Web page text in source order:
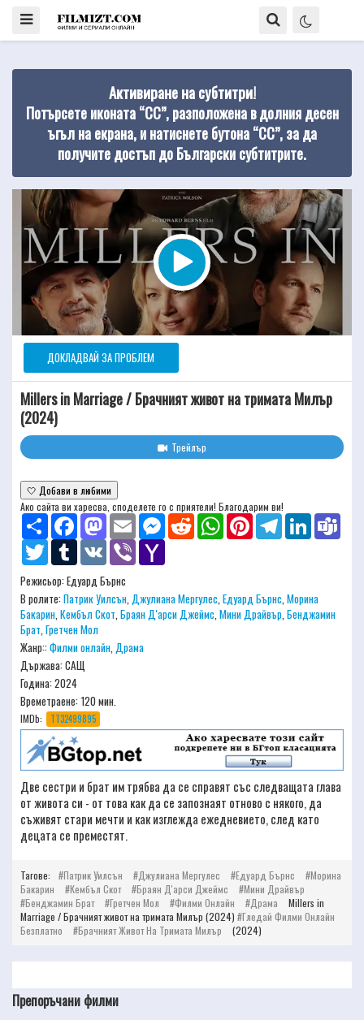
Активиране на субтитри!
Потърсете иконата “CC”, разположена в долния десен
ъгъл на екрана, и натиснете бутона “CC”, за да
получите достъп до Български субтитрите.
ДОКЛАДВАЙ ЗА ПРОБЛЕМ
Millers in Marriage / Брачният живот на тримата Милър
(2024)
Трейлър
🤍 Добави в любими
Ако сайта ви харесва, споделете го с приятели! Благодарим ви!
Share
FacebookMastodonEmail MessengerReddit WhatsAppPinterestTelegramLinkedIn
Twitter
Tumblr VK Viber
Режисьор:Едуард Бърнс
В ролите:Патрик Уилсън,Джулиана Мергулес,Едуард Бърнс,Морина
Бакарин,Кембъл Скот,Браян Д'арси Джеймс,Мини Драйвър,Бенджамин
Брат,Гретчен Мол
Жанр::Филми онлайн,Драма
Държава: САЩ
Година: 2024
Времетраене:120 мин.
IMDb: TT32499895
Две сестри и брат им трябва да се справят със следващата глава
от живота си - от това как да се запознаят отново с някого, да
съживят стари мечти и как изглежда ежедневието, след като
децата се преместят.
Тагове: Патрик Уилсън Джулиана Мергулес Едуард Бърнс
Морина
Бакарин
Кембъл Скот Браян Д'арси Джеймс
Мини Драйвър
Бенджамин Брат
Гретчен Мол Филми Онлайн Драма
Millers in
Marriage / Брачният живот на тримата Милър (2024) Гледай Филми Онлайн
Безплатно
Брачният Живот На Тримата Милър (2024)
Препоръчани филми